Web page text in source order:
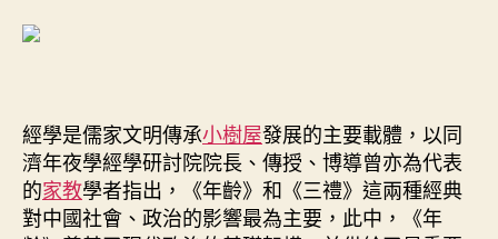
經學是儒家文明傳承小樹屋發展的主要載體，以同
濟年夜學經學研討院院長、傳授、博導曾亦為代表
的家教學者指出，《年齡》和《三禮》這兩種經典
對中國社會、政治的影響最為主要，此中，《年